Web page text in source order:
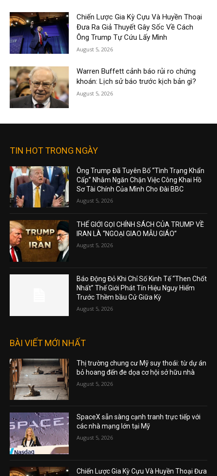
Chiến Lược Gia Kỳ Cựu Và Huyền Thoại
Đưa Ra Giả Thuyết Gây Sốc Về Cách
Ông Trump Tự Cứu Lấy Mình
August 5, 2026
Warren Buffett cảnh báo rủi ro chứng
khoán: Lịch sử báo trước kịch bản gì?
August 5, 2026
TIN HOT TRONG NGÀY
Ông Trump Đã Tuyên Bố “Tình Trạng Khẩn
Cấp” Nhằm Ngăn Chặn Việc Công Khai Hồ
Sơ Tài Chính Của Mình Cho Đài BBC
August 5, 2026
THẾ GIỚI GỌI CHÍNH SÁCH CỦA TRUMP VỀ
IRAN LÀ “NGOẠI GIAO MẪU GIÁO”
August 5, 2026
Báo Động Đỏ Khi Chỉ Số Kinh Tế “Then Chốt
Nhất” Thế Giới Phát Tín Hiệu Nguy Hiểm
Trước Thềm bầu Cử Giữa Kỳ
August 5, 2026
BÀI VIẾT MỚI NHẤT
Thị trường chung cư Mỹ suy thoái: từ dự án
bỏ hoang đến đe dọa cơ hội sở hữu nhà
August 5, 2026
SpaceX sẵn sàng cạnh tranh trực tiếp với
các nhà mạng lớn tại Mỹ
August 5, 2026
Chiến Lược Gia Kỳ Cựu Và Huyền Thoại Đưa